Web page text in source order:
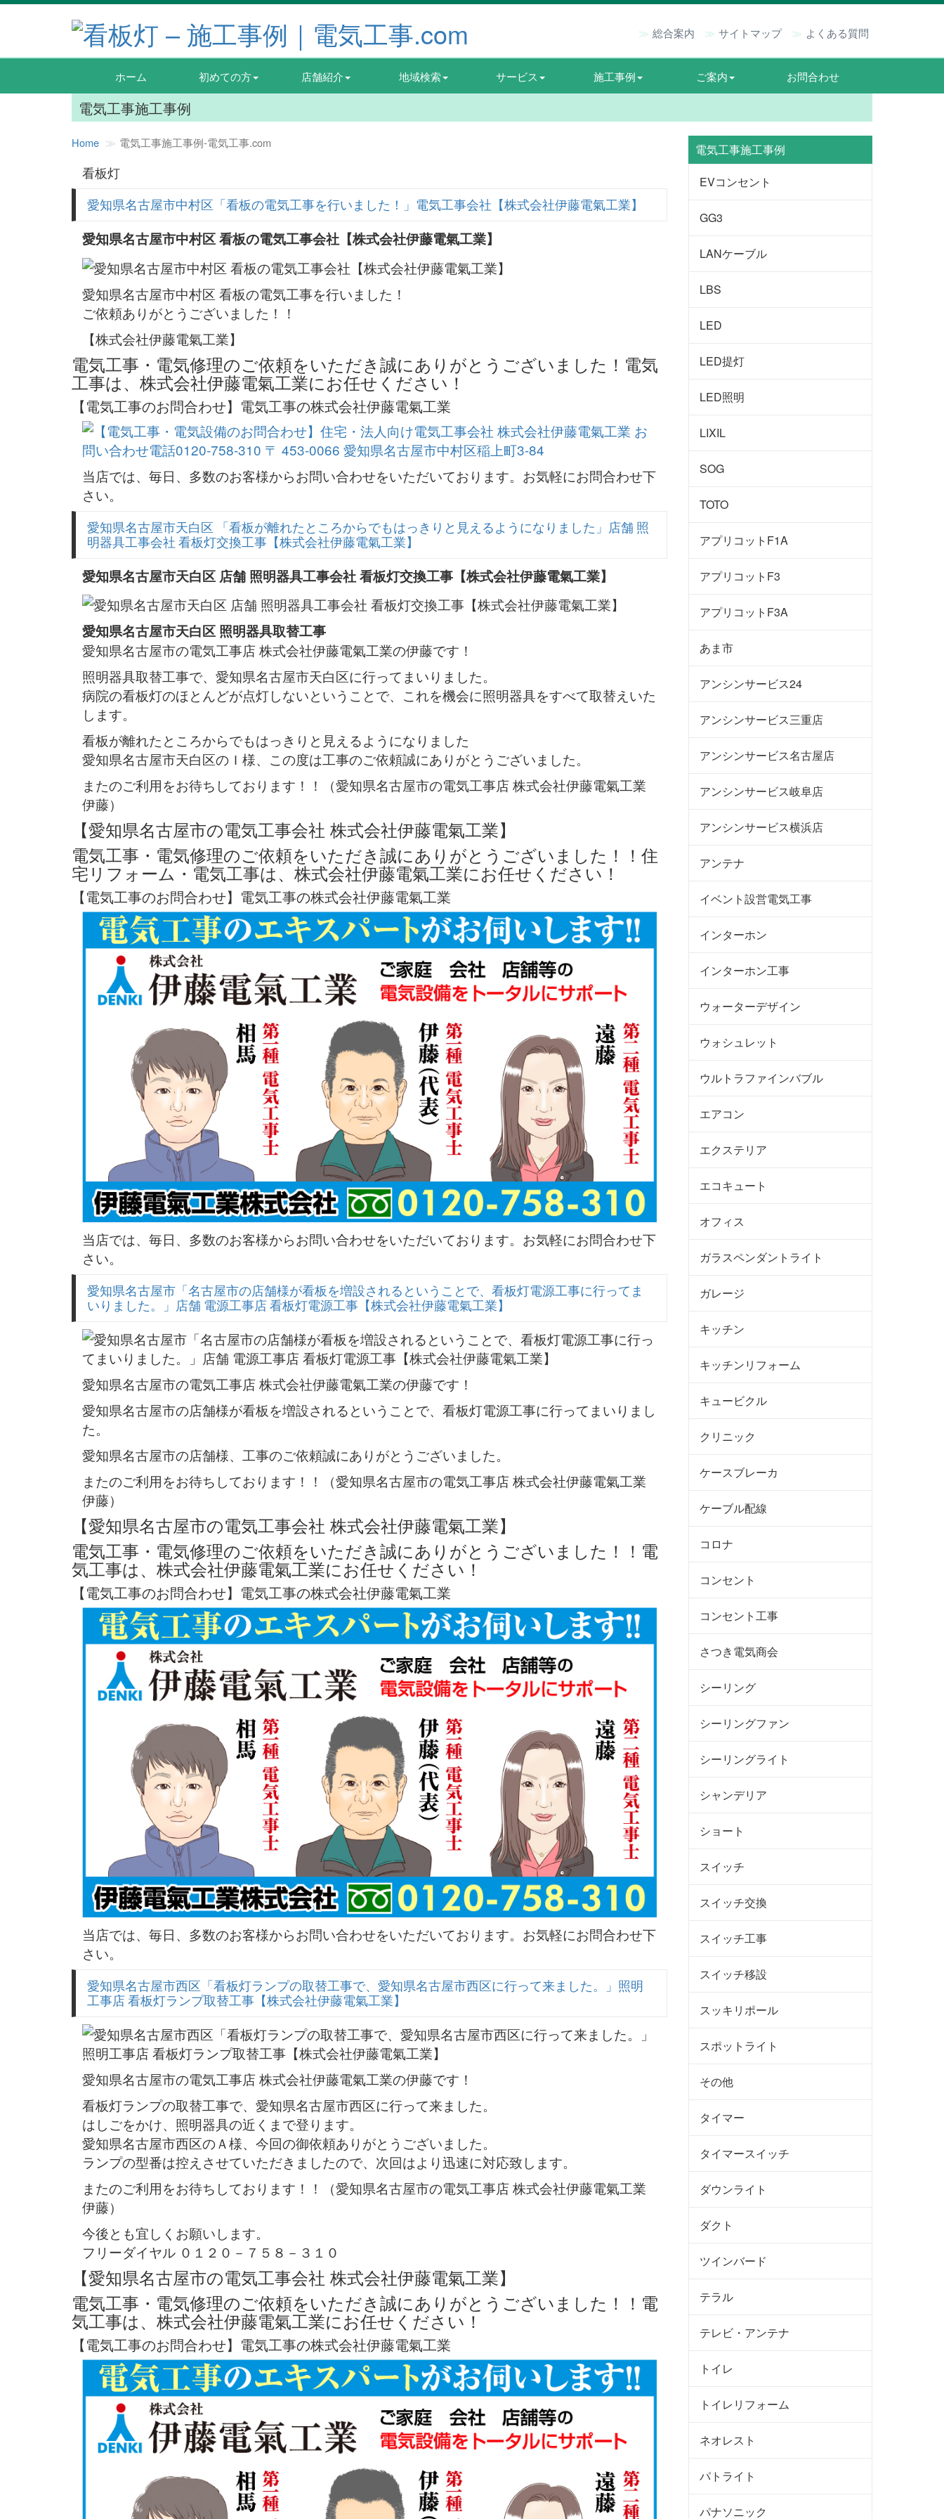
総合案内 サイトマップ よくある質問
ホーム 初めての方 店舗紹介 地域検索 サービス 施工事例 ご案内 お問合わせ
電気工事施工事例
Home 電気工事施工事例‐電気工事.com
看板灯
愛知県名古屋市中村区「看板の電気工事を行いました！」電気工事会社【株式会社伊藤電氣工業】
愛知県名古屋市中村区 看板の電気工事会社【株式会社伊藤電氣工業】
愛知県名古屋市中村区 看板の電気工事を行いました！
ご依頼ありがとうございました！！
【株式会社伊藤電氣工業】
電気工事・電気修理のご依頼をいただき誠にありがとうございました！電気
工事は、株式会社伊藤電氣工業にお任せください！
【電気工事のお問合わせ】電気工事の株式会社伊藤電氣工業
当店では、毎日、多数のお客様からお問い合わせをいただいております。お気軽にお問合わせ下
さい。
愛知県名古屋市天白区 「看板が離れたところからでもはっきりと見えるようになりました」店舗 照
明器具工事会社 看板灯交換工事【株式会社伊藤電氣工業】
愛知県名古屋市天白区 店舗 照明器具工事会社 看板灯交換工事【株式会社伊藤電氣工業】
愛知県名古屋市天白区 照明器具取替工事
愛知県名古屋市の電気工事店 株式会社伊藤電氣工業の伊藤です！
照明器具取替工事で、愛知県名古屋市天白区に行ってまいりました。
病院の看板灯のほとんどが点灯しないということで、これを機会に照明器具をすべて取替えいた
します。
看板が離れたところからでもはっきりと見えるようになりました
愛知県名古屋市天白区のＩ様、この度は工事のご依頼誠にありがとうございました。
またのご利用をお待ちしております！！（愛知県名古屋市の電気工事店 株式会社伊藤電氣工業
伊藤）
【愛知県名古屋市の電気工事会社 株式会社伊藤電氣工業】
電気工事・電気修理のご依頼をいただき誠にありがとうございました！！住
宅リフォーム・電気工事は、株式会社伊藤電氣工業にお任せください！
【電気工事のお問合わせ】電気工事の株式会社伊藤電氣工業
当店では、毎日、多数のお客様からお問い合わせをいただいております。お気軽にお問合わせ下
さい。
愛知県名古屋市「名古屋市の店舗様が看板を増設されるということで、看板灯電源工事に行ってま
いりました。」店舗 電源工事店 看板灯電源工事【株式会社伊藤電氣工業】
愛知県名古屋市の電気工事店 株式会社伊藤電氣工業の伊藤です！
愛知県名古屋市の店舗様が看板を増設されるということで、看板灯電源工事に行ってまいりまし
た。
愛知県名古屋市の店舗様、工事のご依頼誠にありがとうございました。
またのご利用をお待ちしております！！（愛知県名古屋市の電気工事店 株式会社伊藤電氣工業
伊藤）
【愛知県名古屋市の電気工事会社 株式会社伊藤電氣工業】
電気工事・電気修理のご依頼をいただき誠にありがとうございました！！電
気工事は、株式会社伊藤電氣工業にお任せください！
【電気工事のお問合わせ】電気工事の株式会社伊藤電氣工業
当店では、毎日、多数のお客様からお問い合わせをいただいております。お気軽にお問合わせ下
さい。
愛知県名古屋市西区「看板灯ランプの取替工事で、愛知県名古屋市西区に行って来ました。」照明
工事店 看板灯ランプ取替工事【株式会社伊藤電氣工業】
愛知県名古屋市の電気工事店 株式会社伊藤電氣工業の伊藤です！
看板灯ランプの取替工事で、愛知県名古屋市西区に行って来ました。
はしごをかけ、照明器具の近くまで登ります。
愛知県名古屋市西区のＡ様、今回の御依頼ありがとうございました。
ランプの型番は控えさせていただきましたので、次回はより迅速に対応致します。
またのご利用をお待ちしております！！（愛知県名古屋市の電気工事店 株式会社伊藤電氣工業
伊藤）
今後とも宜しくお願いします。
フリーダイヤル ０１２０－７５８－３１０
【愛知県名古屋市の電気工事会社 株式会社伊藤電氣工業】
電気工事・電気修理のご依頼をいただき誠にありがとうございました！！電
気工事は、株式会社伊藤電氣工業にお任せください！
【電気工事のお問合わせ】電気工事の株式会社伊藤電氣工業
電気工事施工事例
EVコンセント
GG3
LANケーブル
LBS
LED
LED提灯
LED照明
LIXIL
SOG
TOTO
アプリコットF1A
アプリコットF3
アプリコットF3A
あま市
アンシンサービス24
アンシンサービス三重店
アンシンサービス名古屋店
アンシンサービス岐阜店
アンシンサービス横浜店
アンテナ
イベント設営電気工事
インターホン
インターホン工事
ウォーターデザイン
ウォシュレット
ウルトラファインバブル
エアコン
エクステリア
エコキュート
オフィス
ガラスペンダントライト
ガレージ
キッチン
キッチンリフォーム
キュービクル
クリニック
ケースブレーカ
ケーブル配線
コロナ
コンセント
コンセント工事
さつき電気商会
シーリング
シーリングファン
シーリングライト
シャンデリア
ショート
スイッチ
スイッチ交換
スイッチ工事
スイッチ移設
スッキリポール
スポットライト
その他
タイマー
タイマースイッチ
ダウンライト
ダクト
ツインバード
テラル
テレビ・アンテナ
トイレ
トイレリフォーム
ネオレスト
パトライト
パナソニック